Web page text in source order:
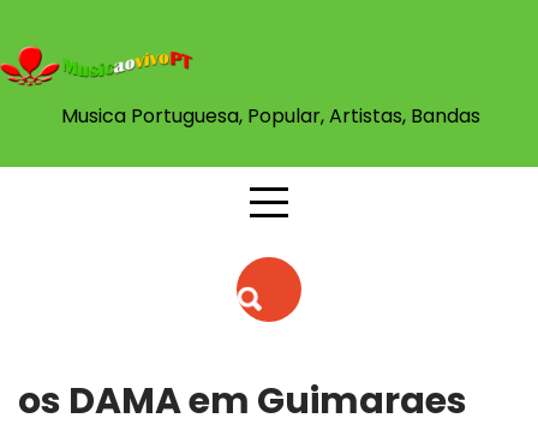
content
Musica Portuguesa, Popular, Artistas, Bandas
os DAMA em Guimaraes